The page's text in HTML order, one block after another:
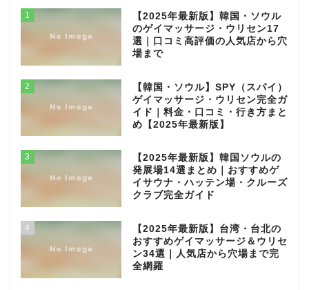
1
【2025年最新版】韓国・ソウル
のゲイマッサージ・ウリセン17
選｜口コミ高評価の人気店から穴
場まで
2
【韓国・ソウル】SPY（スパイ）
ゲイマッサージ・ウリセン完全ガ
イド｜料金・口コミ・行き方まと
め【2025年最新版】
3
【2025年最新版】韓国ソウルの
発展場14選まとめ｜おすすめゲ
イサウナ・ハッテン場・クルーズ
クラブ完全ガイド
4
【2025年最新版】台湾・台北の
おすすめゲイマッサージ＆ウリセ
ン34選｜人気店から穴場まで完
全網羅